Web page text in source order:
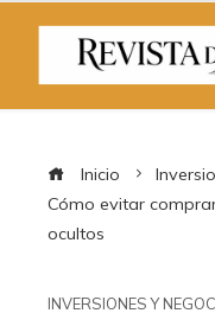
Inicio
Cómo evitar
ocultos
INVERSIONES Y